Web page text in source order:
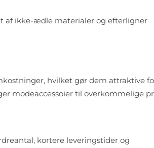
af ikke-ædle materialer og efterligner
hvilket gør dem attraktive
modeaccessoier til overkommelige
kortere leveringstider og